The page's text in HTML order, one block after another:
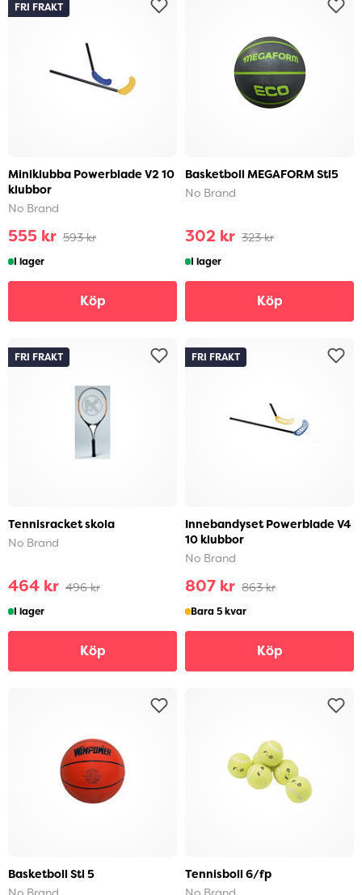
Miniklubba Powerblade V2 10
klubbor
No Brand
555 kr 593 kr
FRI FRAKT
I lager
Köp
Basketboll MEGAFORM Stl5
No Brand
302 kr 323 kr
I lager
Köp
Tennisracket skola
No Brand
464 kr 496 kr
FRI FRAKT
I lager
Köp
Innebandyset Powerblade V4
10 klubbor
No Brand
807 kr 863 kr
FRI FRAKT
Bara 5 kvar
Köp
Basketboll Stl 5
Tennisboll 6/fp